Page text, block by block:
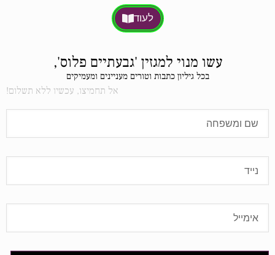
לעוד
עשו מנוי למגזין 'גבעתיים פלוס',
בכל גיליון כתבות וטורים מעניינים ומעמיקים
אל תחמיצו, עכשיו ללא תשלום!